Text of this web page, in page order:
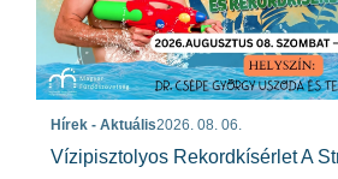
Hírek - Aktuális2026. 08. 06.
Vízipisztolyos Rekordkísérlet A